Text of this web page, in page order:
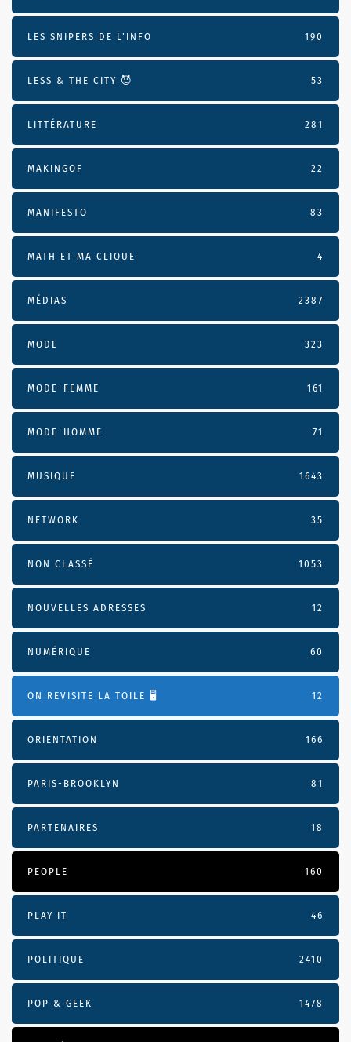
LES SNIPERS DE L’INFO 190
LESS & THE CITY 😈 53
LITTÉRATURE 281
MAKINGOF 22
MANIFESTO 83
MATH ET MA CLIQUE 4
MÉDIAS 2387
MODE 323
MODE-FEMME 161
MODE-HOMME 71
MUSIQUE 1643
NETWORK 35
NON CLASSÉ 1053
NOUVELLES ADRESSES 12
NUMÉRIQUE 60
ON REVISITE LA TOILE 🖥️ 12
ORIENTATION 166
PARIS-BROOKLYN 81
PARTENAIRES 18
PEOPLE 160
PLAY IT 46
POLITIQUE 2410
POP & GEEK 1478